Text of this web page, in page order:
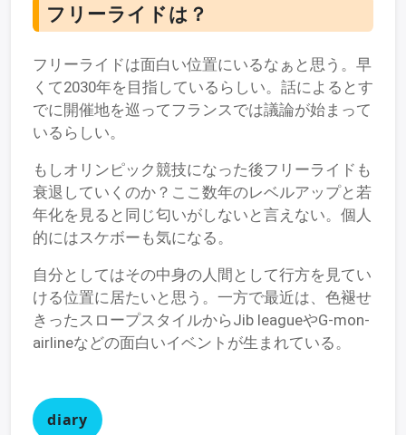
フリーライドは？
フリーライドは面白い位置にいるなぁと思う。早
くて2030年を目指しているらしい。話によるとす
でに開催地を巡ってフランスでは議論が始まって
いるらしい。
もしオリンピック競技になった後フリーライドも
衰退していくのか？ここ数年のレベルアップと若
年化を見ると同じ匂いがしないと言えない。個人
的にはスケボーも気になる。
自分としてはその中身の人間として行方を見てい
ける位置に居たいと思う。一方で最近は、色褪せ
きったスロープスタイルからJib leagueやG-mon-
airlineなどの面白いイベントが生まれている。
diary